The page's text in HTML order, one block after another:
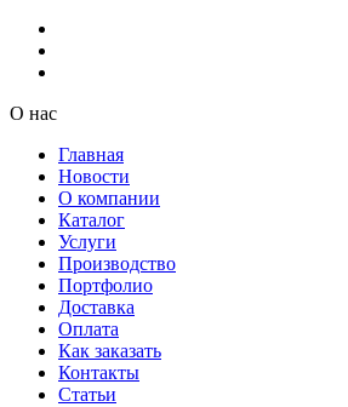
О нас
Главная
Новости
О компании
Каталог
Услуги
Производство
Портфолио
Доставка
Оплата
Как заказать
Контакты
Статьи